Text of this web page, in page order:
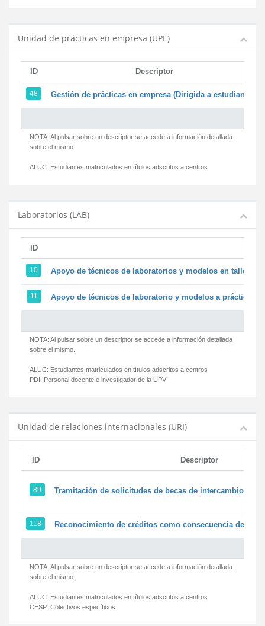
Unidad de prácticas en empresa (UPE)
ID Descriptor
48 Gestión de prácticas en empresa (Dirigida a estudiantes)
NOTA: Al pulsar sobre un descriptor se accede a información detallada
sobre el mismo.
ALUC: Estudiantes matriculados en títulos adscritos a centros
Laboratorios (LAB)
ID
10 Apoyo de técnicos de laboratorios y modelos en
11 Apoyo de técnicos de laboratorio y modelos a prácticas
NOTA: Al pulsar sobre un descriptor se accede a información detallada
sobre el mismo.
ALUC: Estudiantes matriculados en títulos adscritos a centros
PDI: Personal docente e investigador de la UPV
Unidad de relaciones internacionales (URI)
ID Descriptor
89 Tramitación de solicitudes de becas de intercambio
118 Reconocimiento de créditos como consecuencia de un
NOTA: Al pulsar sobre un descriptor se accede a información detallada
sobre el mismo.
ALUC: Estudiantes matriculados en títulos adscritos a centros
CESP: Colectivos específicos